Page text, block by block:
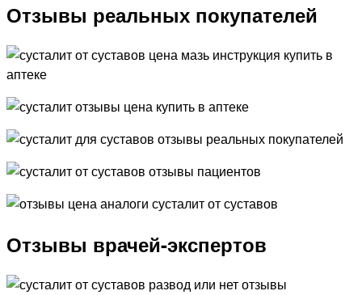
Отзывы реальных покупателей
Отзывы врачей-экспертов